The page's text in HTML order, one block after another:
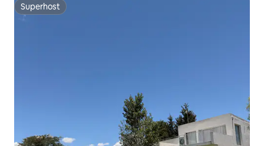
Superhost
Superhost